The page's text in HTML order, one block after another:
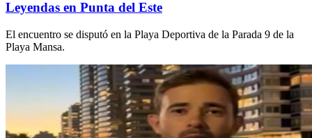
Leyendas en Punta del Este
El encuentro se disputó en la Playa Deportiva de la Parada 9 de la
Playa Mansa.